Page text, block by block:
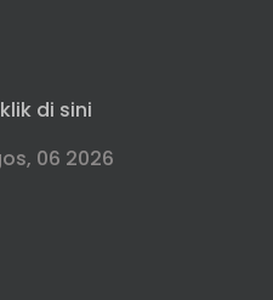
klik di sini
06 2026